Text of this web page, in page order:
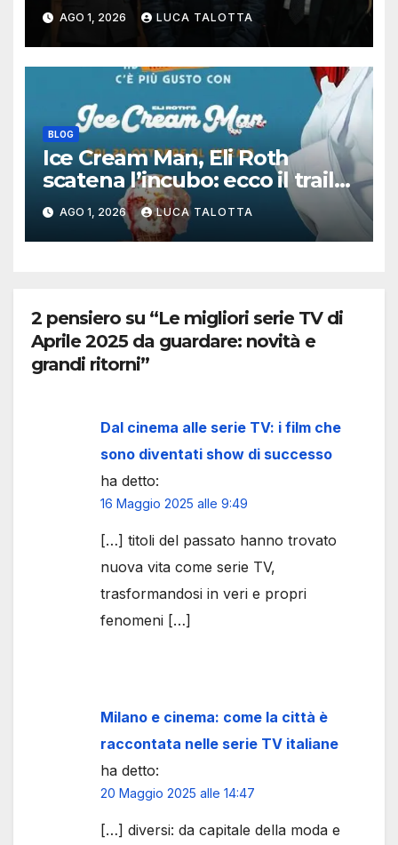
lungo errore giudiziario della
storia italiana
AGO 1, 2026 LUCA TALOTTA
BLOG
Ice Cream Man, Eli Roth
scatena l’incubo: ecco il trailer
italiano dell’horror più
estremo di Halloween 2026
AGO 1, 2026 LUCA TALOTTA
2 pensiero su “Le migliori serie TV di
Aprile 2025 da guardare: novità e
grandi ritorni”
Dal cinema alle serie TV: i film che
sono diventati show di successo
ha detto:
16 Maggio 2025 alle 9:49
[…] titoli del passato hanno trovato
nuova vita come serie TV,
trasformandosi in veri e propri
fenomeni […]
Milano e cinema: come la città è
raccontata nelle serie TV italiane
ha detto:
20 Maggio 2025 alle 14:47
[…] diversi: da capitale della moda e